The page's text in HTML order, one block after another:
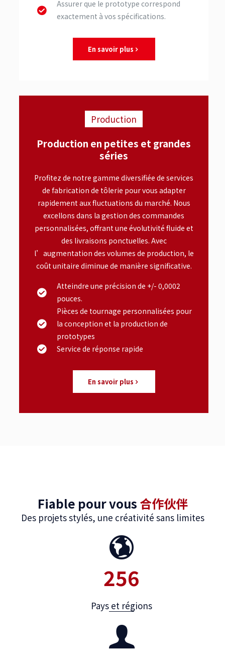
Assurer que le prototype correspond
exactement à vos spécifications.
En savoir plus
Production
Production en petites et grandes
séries
Profitez de notre gamme diversifiée de services
de fabrication de tôlerie pour vous adapter
rapidement aux fluctuations du marché. Nous
excellons dans la gestion des commandes
personnalisées, offrant une évolutivité fluide et
des livraisons ponctuelles. Avec
l’augmentation des volumes de production, le
coût unitaire diminue de manière significative.
Atteindre une précision de +/- 0,0002
pouces.
Pièces de tournage personnalisées pour
la conception et la production de
prototypes
Service de réponse rapide
En savoir plus
Fiable pour vous 合作伙伴
Des projets stylés, une créativité sans limites
256
Pays et régions